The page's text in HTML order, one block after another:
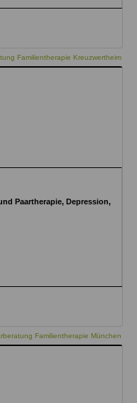
Familientherapie Kreuzwertheim
Paartherapie, Depression,
Familientherapie München